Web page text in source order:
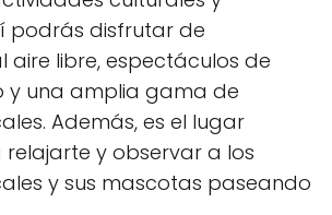
podrás disfrutar de
aire libre, espectáculos de
y una amplia gama de
Además, es el lugar
y observar a los
y sus mascotas paseando